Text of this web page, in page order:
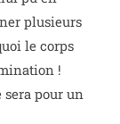
plusieurs
le corps
!
sera pour un